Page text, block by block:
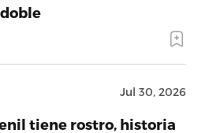
Jul 30, 2026
tiene rostro, historia